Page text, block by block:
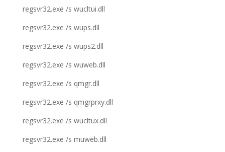
regsvr32.exe /s wucltui.dll
regsvr32.exe /s wups.dll
regsvr32.exe /s wups2.dll
regsvr32.exe /s wuweb.dll
regsvr32.exe /s qmgr.dll
regsvr32.exe /s qmgrprxy.dll
regsvr32.exe /s wucltux.dll
regsvr32.exe /s muweb.dll